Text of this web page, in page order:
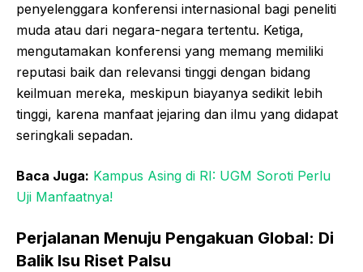
penyelenggara konferensi internasional bagi peneliti
muda atau dari negara-negara tertentu. Ketiga,
mengutamakan konferensi yang memang memiliki
reputasi baik dan relevansi tinggi dengan bidang
keilmuan mereka, meskipun biayanya sedikit lebih
tinggi, karena manfaat jejaring dan ilmu yang didapat
seringkali sepadan.
Baca Juga: Kampus Asing di RI: UGM Soroti Perlu
Uji Manfaatnya!
Perjalanan Menuju Pengakuan Global: Di
Balik Isu Riset Palsu